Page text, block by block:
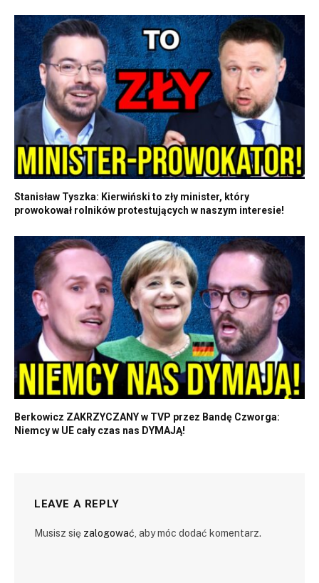
Stanisław Tyszka: Kierwiński to zły minister, który
prowokował rolników protestujących w naszym interesie!
Berkowicz ZAKRZYCZANY w TVP przez Bandę Czworga:
Niemcy w UE cały czas nas DYMAJĄ!
LEAVE A REPLY
Musisz się zalogować , aby móc dodać komentarz.